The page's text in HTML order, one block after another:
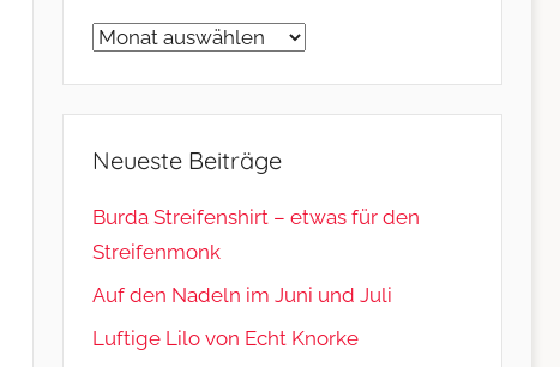
Archiv
Neueste Beiträge
Burda Streifenshirt – etwas für den
Streifenmonk
Auf den Nadeln im Juni und Juli
Luftige Lilo von Echt Knorke